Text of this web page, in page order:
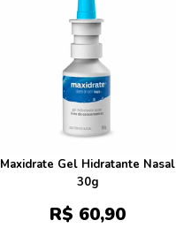
Maxidrate Gel Hidratante Nasal
30g
R$ 60,90